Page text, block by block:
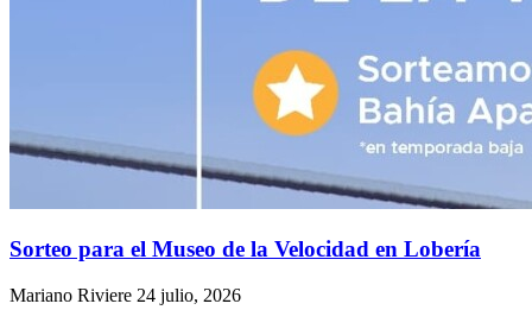
Sorteo para el Museo de la Velocidad en Lobería
Mariano Riviere 24 julio, 2026